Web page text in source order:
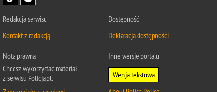
Redakcja serwisu
Kontakt z redakcją
Dostępność
Deklaracja dostępności
Nota prawna
Chcesz wykorzystać materiał
z serwisu Policja.pl.
Inne wersje portalu
Wersja tekstowa